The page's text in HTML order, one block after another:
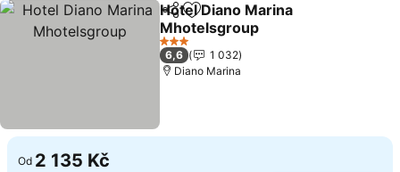
SdíletPřidat na seznam oblíbených
Hotel Diano Marina
Mhotelsgroup
3 Počet hvězdiček
6,6
1 032
Diano Marina
Od 2 135 Kč